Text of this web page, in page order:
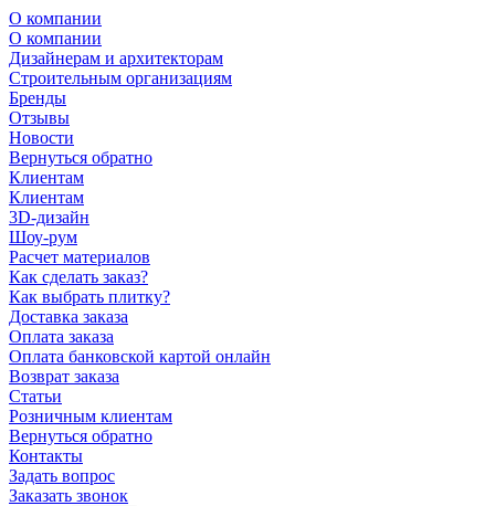
О компании
О компании
Дизайнерам и архитекторам
Строительным организациям
Бренды
Отзывы
Новости
Вернуться обратно
Клиентам
Клиентам
3D-дизайн
Шоу-рум
Расчет материалов
Как сделать заказ?
Как выбрать плитку?
Доставка заказа
Оплата заказа
Оплата банковской картой онлайн
Возврат заказа
Статьи
Розничным клиентам
Вернуться обратно
Контакты
Задать вопрос
Заказать звонок